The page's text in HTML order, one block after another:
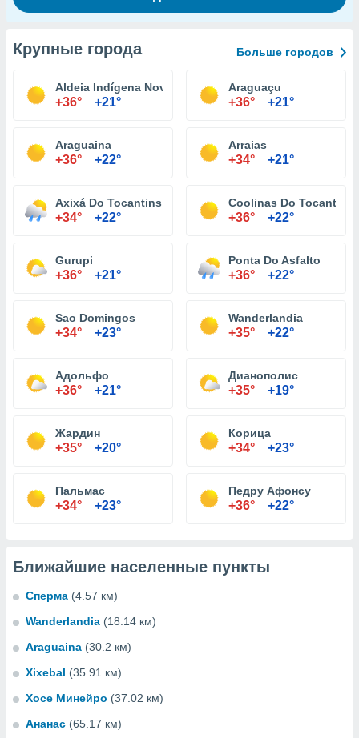
Крупные города Больше городов
Aldeia Indígena Nova Tytemã
+36° +21°
Araguaçu
+36° +21°
Araguaina
+36° +22°
Arraias
+34° +21°
Axixá Do Tocantins
+34° +22°
Coolinas Do Tocantins
+36° +22°
Gurupi
+36° +21°
Ponta Do Asfalto
+36° +22°
Sao Domingos
+34° +23°
Wanderlandia
+35° +22°
Адольфо
+36° +21°
Дианополис
+35° +19°
Жардин
+35° +20°
Корица
+34° +23°
Пальмас
+34° +23°
Педру Афонсу
+36° +22°
Ближайшие населенные пункты
Сперма (4.57 км)
Wanderlandia (18.14 км)
Araguaina (30.2 км)
Xixebal (35.91 км)
Хосе Минейро (37.02 км)
Ананас (65.17 км)